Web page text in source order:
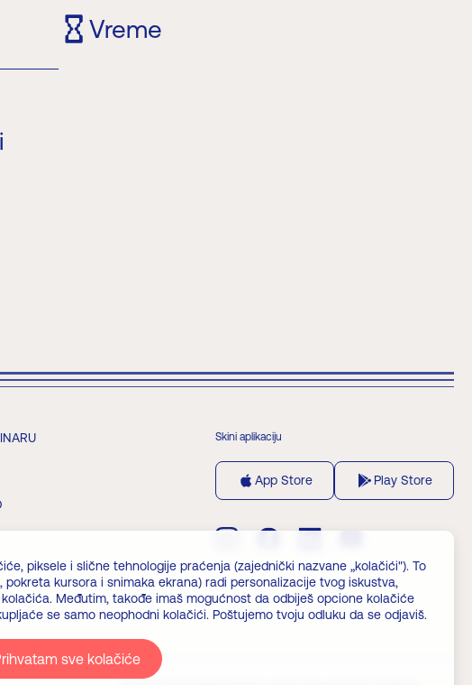
Vreme
Skini aplikaciju
App Store Play Store
piksele i slične tehnologije praćenja (zajednički nazvane „kolačići"). To
kursora i snimaka ekrana) radi personalizacije tvog iskustva,
Međutim, takođe imaš mogućnost da odbiješ opcione kolačiće
se samo neophodni kolačići. Poštujemo tvoju odluku da se odjaviš.
sve kolačiće